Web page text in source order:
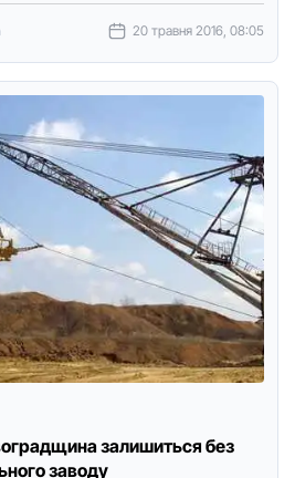
20 травня 2016, 08:05
залишиться без
заводу